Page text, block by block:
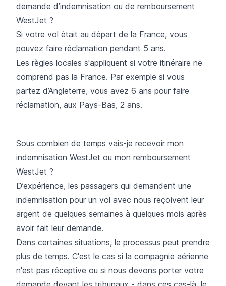
demande d’indemnisation ou de remboursement
WestJet ?
Si votre vol était au départ de la France, vous
pouvez faire réclamation pendant 5 ans.
Les règles locales s'appliquent si votre itinéraire ne
comprend pas la France. Par exemple si vous
partez d’Angleterre, vous avez 6 ans pour faire
réclamation, aux Pays-Bas, 2 ans.
Sous combien de temps vais-je recevoir mon
indemnisation WestJet ou mon remboursement
WestJet ?
D’expérience, les passagers qui demandent une
indemnisation pour un vol avec nous reçoivent leur
argent de quelques semaines à quelques mois après
avoir fait leur demande.
Dans certaines situations, le processus peut prendre
plus de temps. C'est le cas si la compagnie aérienne
n'est pas réceptive ou si nous devons porter votre